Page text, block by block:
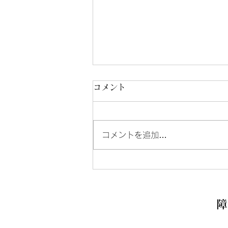
男性棟へのお問い合わせにつ
コメント
コメントを追加…